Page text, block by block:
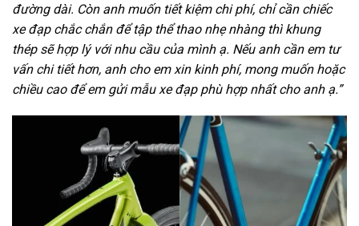
đường dài. Còn anh muốn tiết kiệm chi phí, chỉ cần chiếc
xe đạp chắc chắn để tập thể thao nhẹ nhàng thì khung
thép sẽ hợp lý với nhu cầu của mình ạ. Nếu anh cần em tư
vấn chi tiết hơn, anh cho em xin kinh phí, mong muốn hoặc
chiều cao để em gửi mẫu xe đạp phù hợp nhất cho anh ạ.”